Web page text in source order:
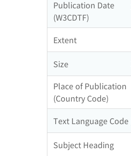
Publication Date
(W3CDTF)
Extent
Size
Place of Publication
(Country Code)
Text Language Code
Subject Heading